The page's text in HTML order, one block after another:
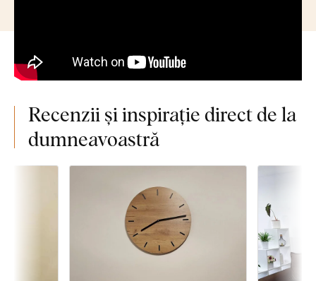
Recenzii și inspirație direct de la
dumneavoastră